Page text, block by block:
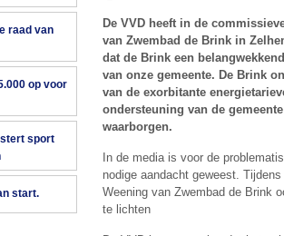
raad van
op voor
sport
start.
De VVD heeft in de
van Zwembad de Brink in
dat de Brink een
van onze gemeente. De Brink
van de exorbitante
ondersteuning van de
waarborgen.
In de media is voor de
nodige aandacht geweest.
Weening van Zwembad de Brink
te lichten